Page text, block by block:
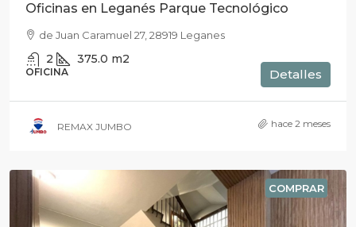
Oficinas en Leganés Parque Tecnológico
de Juan Caramuel 27, 28919 Leganes
2 375.0 m2
OFICINA Detalles
REMAX JUMBO hace 2 meses
COMPRAR